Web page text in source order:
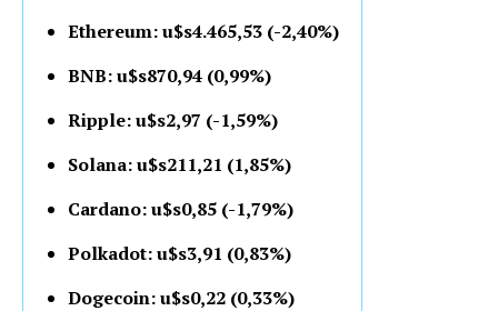
Ethereum: u$s4.465,53 (-2,40%)
BNB: u$s870,94 (0,99%)
Ripple: u$s2,97 (-1,59%)
Solana: u$s211,21 (1,85%)
Cardano: u$s0,85 (-1,79%)
Polkadot: u$s3,91 (0,83%)
Dogecoin: u$s0,22 (0,33%)